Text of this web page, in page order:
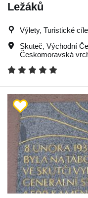
Ležáků
Výlety, Turistické cíle
Skuteč, Východní
Českomoravská